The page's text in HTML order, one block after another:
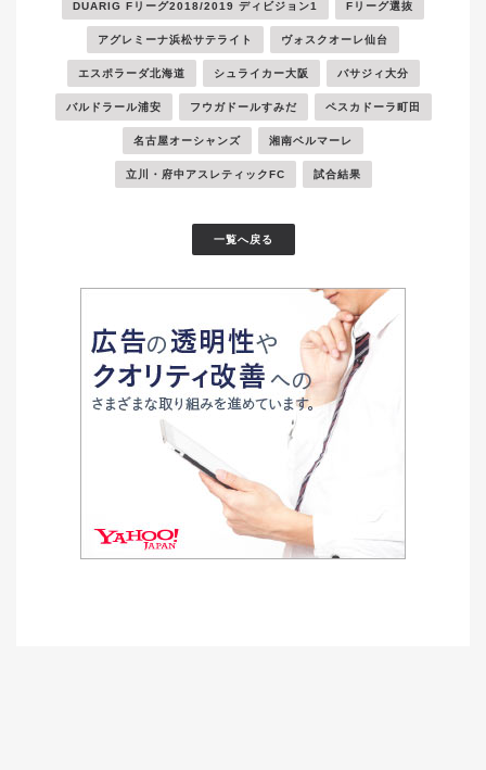
DUARIG Fリーグ2018/2019 ディビジョン1 Fリーグ選抜
アグレミーナ浜松サテライト ヴォスクオーレ仙台
エスポラーダ北海道 シュライカー大阪 バサジィ大分
バルドラール浦安 フウガドールすみだ ペスカドーラ町田
名古屋オーシャンズ 湘南ベルマーレ
立川・府中アスレティックFC 試合結果
一覧へ戻る